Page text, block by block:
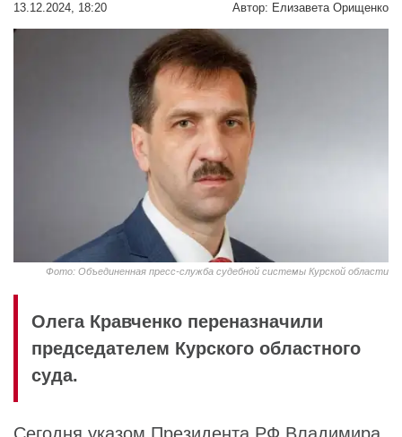
13.12.2024, 18:20 Автор: Елизавета Орищенко
Фото: Объединенная пресс-служба судебной системы Курской области
Олега Кравченко переназначили
председателем Курского областного
суда.